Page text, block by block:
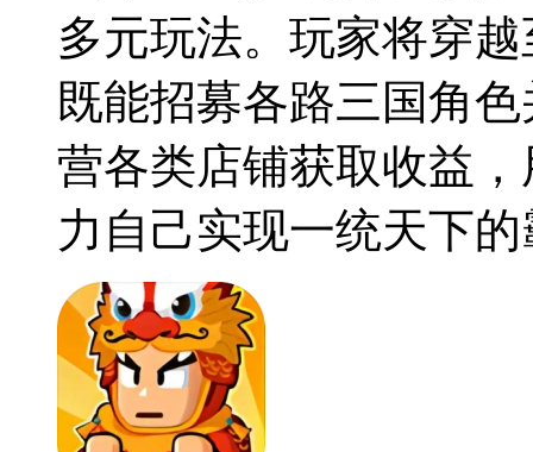
多元玩法。玩家将穿
既能招募各路三国角
营各类店铺获取收益
力自己实现一统天下